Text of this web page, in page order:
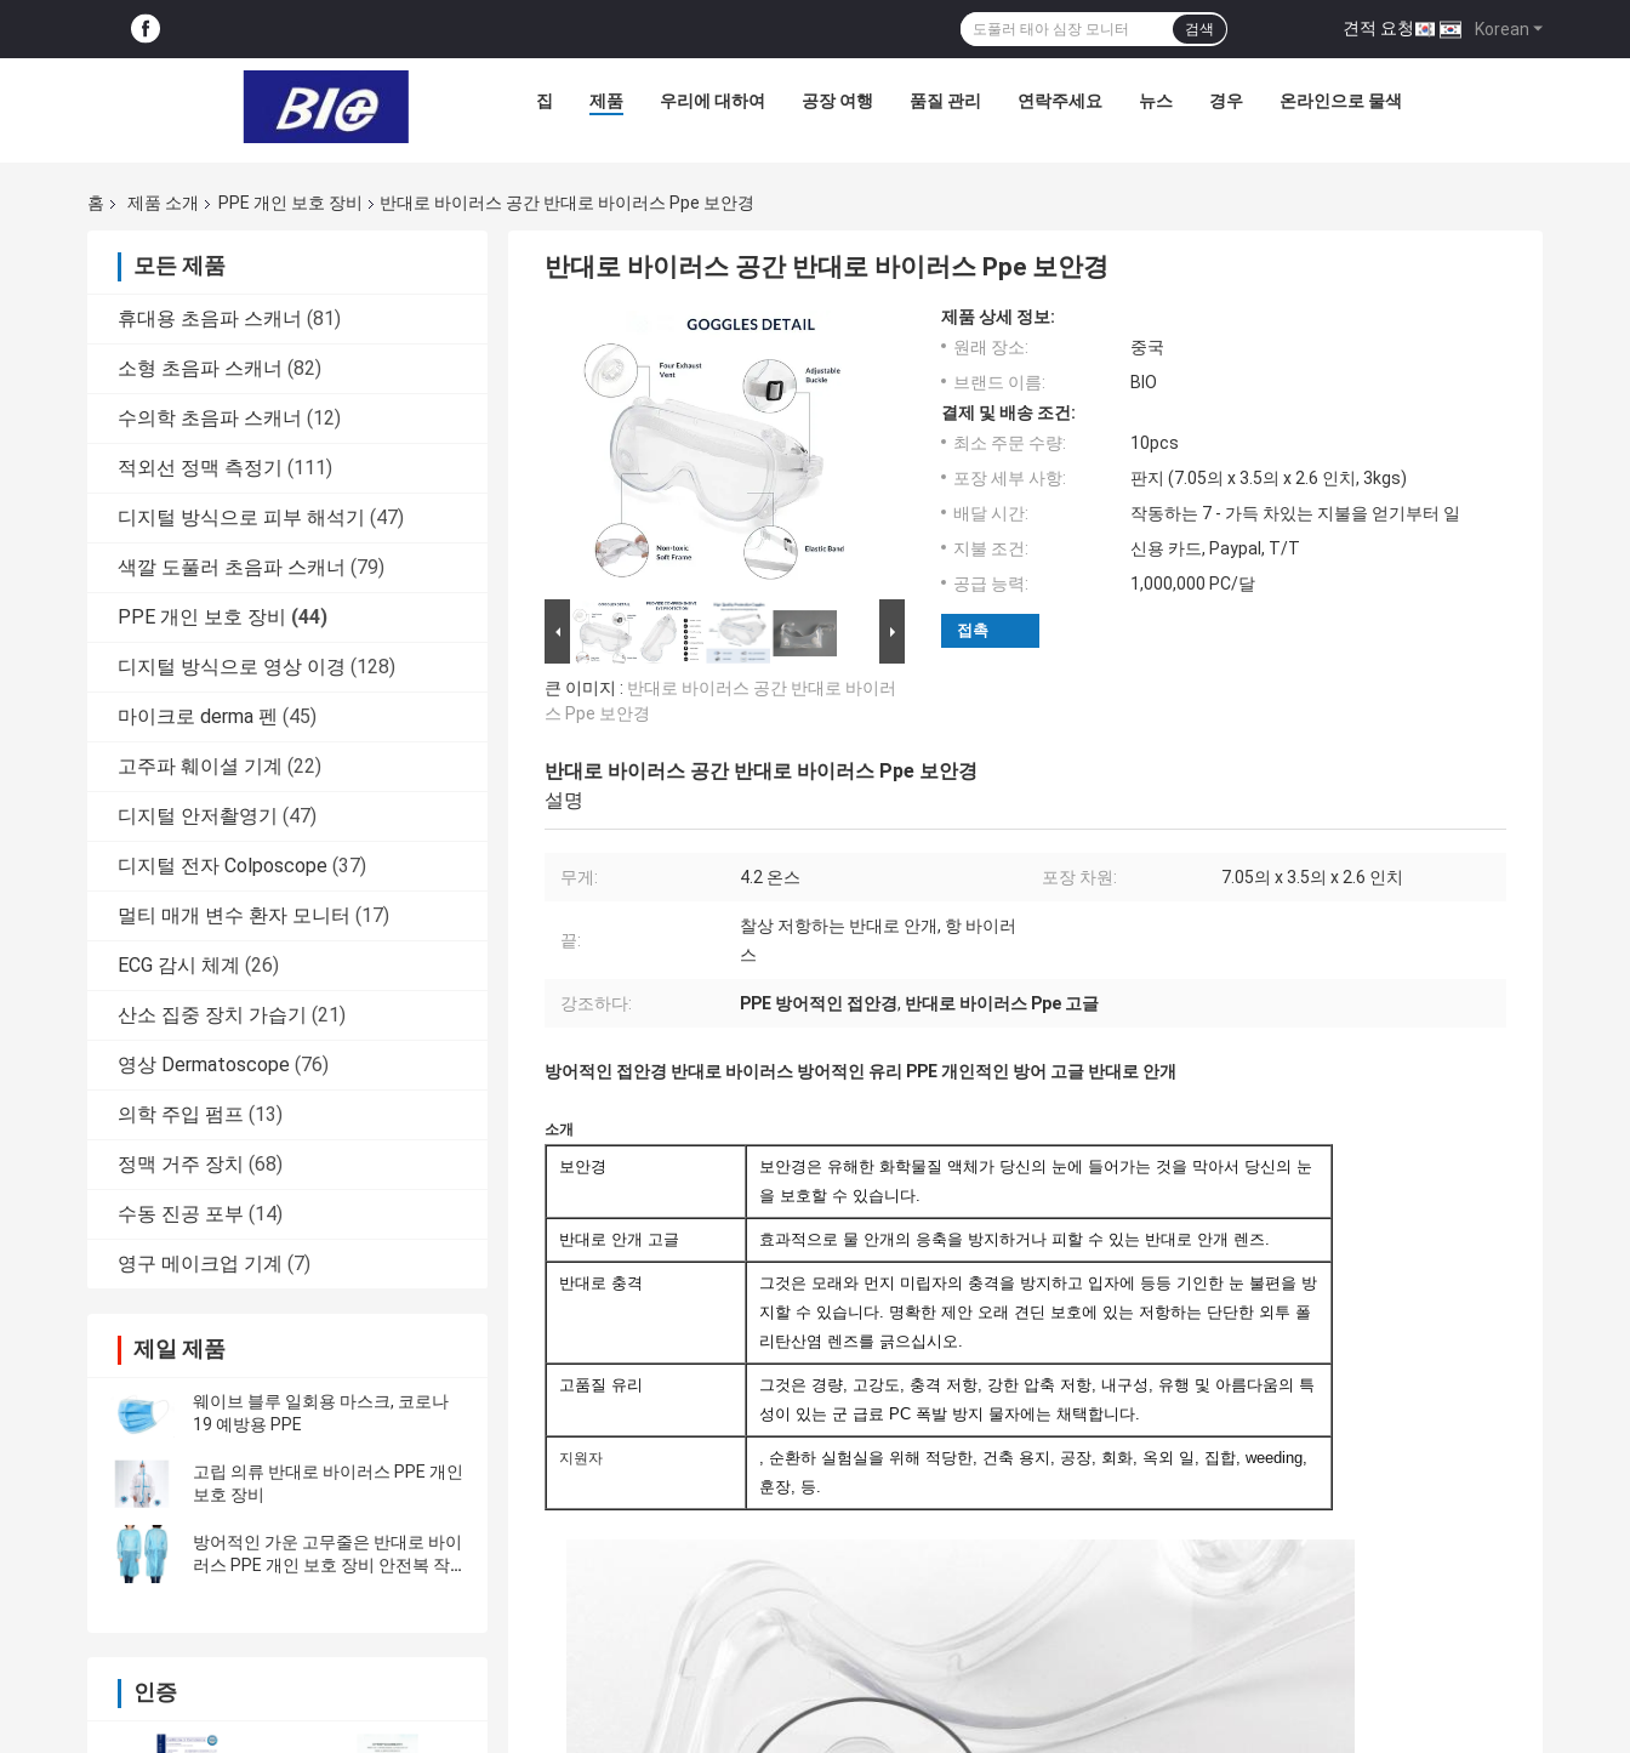
Korean
견적 요청 |
검색
집 제품 우리에 대하여 공장 여행 품질 관리 연락주세요 뉴스 경우 온라인으로 물색
홈 제품 소개 PPE 개인 보호 장비 반대로 바이러스 공간 반대로 바이러스 Ppe 보안경
모든 제품
휴대용 초음파 스캐너 (81)
소형 초음파 스캐너 (82)
수의학 초음파 스캐너 (12)
적외선 정맥 측정기 (111)
디지털 방식으로 피부 해석기 (47)
색깔 도풀러 초음파 스캐너 (79)
PPE 개인 보호 장비 (44)
디지털 방식으로 영상 이경 (128)
마이크로 derma 펜 (45)
고주파 훼이셜 기계 (22)
디지털 안저촬영기 (47)
디지털 전자 Colposcope (37)
멀티 매개 변수 환자 모니터 (17)
ECG 감시 체계 (26)
산소 집중 장치 가습기 (21)
영상 Dermatoscope (76)
의학 주입 펌프 (13)
정맥 거주 장치 (68)
수동 진공 포부 (14)
영구 메이크업 기계 (7)
제일 제품
웨이브 블루 일회용 마스크, 코로나
19 예방용 PPE
고립 의류 반대로 바이러스 PPE 개인
보호 장비
방어적인 가운 고무줄은 반대로 바이
러스 PPE 개인 보호 장비 안전복 작
인증
반대로 바이러스 공간 반대로 바이러스 Ppe 보안경
큰 이미지 : 반대로 바이러스 공간 반대로 바이러
스 Ppe 보안경
제품 상세 정보:
원래 장소:
중국
브랜드 이름:
BIO
결제 및 배송 조건:
최소 주문 수량:
10pcs
포장 세부 사항:
판지 (7.05의 x 3.5의 x 2.6 인치, 3kgs)
배달 시간:
작동하는 7 - 가득 차있는 지불을 얻기부터 일
지불 조건:
신용 카드, Paypal, T/T
공급 능력:
1,000,000 PC/달
접촉
반대로 바이러스 공간 반대로 바이러스 Ppe 보안경
설명
무게: 4.2 온스 포장 차원: 7.05의 x 3.5의 x 2.6 인치
끝:
찰상 저항하는 반대로 안개, 항 바이러
스
강조하다: PPE 방어적인 접안경, 반대로 바이러스 Ppe 고글
방어적인 접안경 반대로 바이러스 방어적인 유리 PPE 개인적인 방어 고글 반대로 안개
소개
보안경
보안경은 유해한 화학물질 액체가 당신의 눈에 들어가는 것을 막아서 당신의 눈
을 보호할 수 있습니다.
반대로 안개 고글 효과적으로 물 안개의 응축을 방지하거나 피할 수 있는 반대로 안개 렌즈.
반대로 충격
그것은 모래와 먼지 미립자의 충격을 방지하고 입자에 등등 기인한 눈 불편을 방
지할 수 있습니다. 명확한 제안 오래 견딘 보호에 있는 저항하는 단단한 외투 폴
리탄산염 렌즈를 긁으십시오.
고품질 유리
그것은 경량, 고강도, 충격 저항, 강한 압축 저항, 내구성, 유행 및 아름다움의 특
성이 있는 군 급료 PC 폭발 방지 물자에는 채택합니다.
지원자
, 순환하 실험실을 위해 적당한, 건축 용지, 공장, 회화, 옥외 일, 집합, weeding,
훈장, 등.